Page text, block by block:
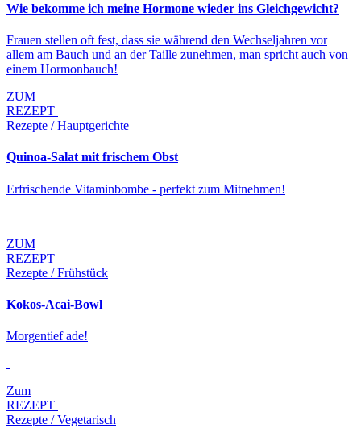
Wie bekomme ich meine Hormone wieder ins Gleichgewicht?
Frauen stellen oft fest, dass sie während den Wechseljahren vor
allem am Bauch und an der Taille zunehmen, man spricht auch von
einem Hormonbauch!
ZUM
REZEPT
Rezepte / Hauptgerichte
Quinoa-Salat mit frischem Obst
Erfrischende Vitaminbombe - perfekt zum Mitnehmen!
ZUM
REZEPT
Rezepte / Frühstück
Kokos-Acai-Bowl
Morgentief ade!
Zum
REZEPT
Rezepte / Vegetarisch